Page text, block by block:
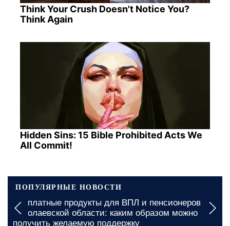
Think Your Crush Doesn't Notice You?
Think Again
Hidden Sins: 15 Bible Prohibited Acts We
All Commit!
ПОПУЛЯРНЫЕ НОВОСТИ
Бесплатные продукты для ВПЛ и пенсионеров в
Николаевской области: каким образом можно
получить желаемую поддержку